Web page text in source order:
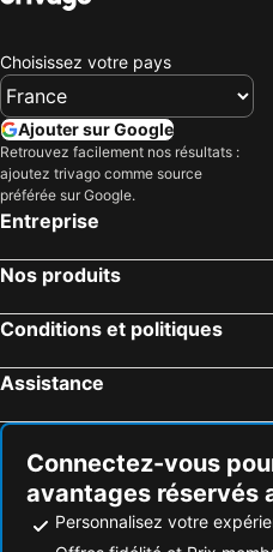
Soufrière, hôtels avec parking
Choisissez votre pays
Ajouter sur Google
Retrouvez facilement nos résultats :
ajoutez trivago comme source
préférée sur Google.
Entreprise
Nos produits
Conditions et politiques
Assistance
Connectez-vous
avantages réservés
Personnalisez votre